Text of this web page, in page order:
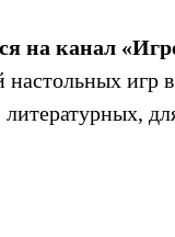
на канал
игр